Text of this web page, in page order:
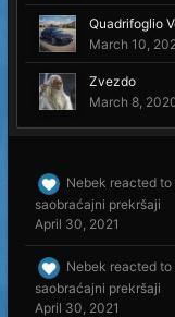
Quadrifoglio
March 10,
Zvezdo
March 8,
Nebek reacted to
saobraćajni prekršaji
April 30, 2021
Nebek reacted to
saobraćajni prekršaji
April 30, 2021